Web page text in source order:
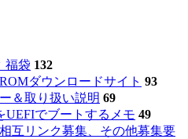
福袋 132
ダウンロードサイト 93
＆取り扱い説明 69
でブートするメモ 49
互リンク募集、その他募集要